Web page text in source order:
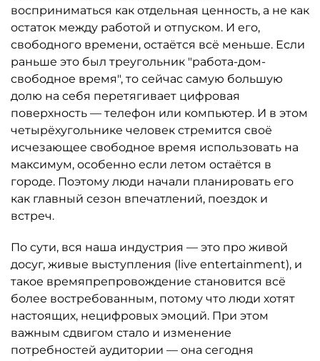
восприниматься как отдельная ценность, а не как
остаток между работой и отпуском. И его,
свободного времени, остаётся всё меньше. Если
раньше это был треугольник "работа-дом-
свободное время", то сейчас самую большую
долю на себя перетягивает цифровая
поверхность — телефон или компьютер. И в этом
четырёхугольнике человек стремится своё
исчезающее свободное время использовать на
максимум, особенно если летом остаётся в
городе. Поэтому люди начали планировать его
как главный сезон впечатлений, поездок и
встреч.
По сути, вся наша индустрия — это про живой
досуг, живые выступления (live entertainment), и
такое времяпрепровождение становится всё
более востребованным, потому что люди хотят
настоящих, нецифровых эмоций. При этом
важным сдвигом стало и изменение
потребностей аудитории — она сегодня